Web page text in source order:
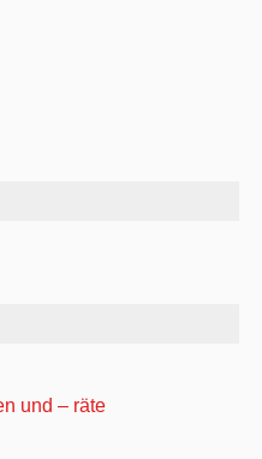
und – räte